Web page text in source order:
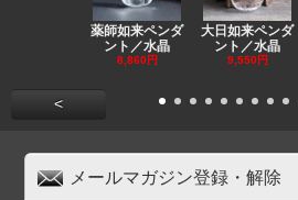
薬師如来ペンダ
ント／水晶
8,860円
大日如来ペンダ
ント／水晶
9,550円
<
メールマガジン登録・解除